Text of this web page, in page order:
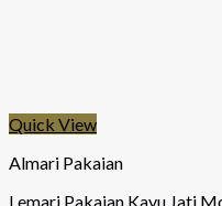
Quick View
Almari Pakaian
Lemari Pakaian Kayu Jati